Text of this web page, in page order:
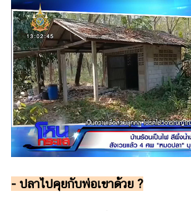
- ปลาไปคุยกับพ่อเขาด้วย ?